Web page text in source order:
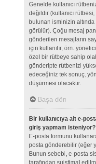
Genelde kullanıcı
değildir (kullanıcı
bulunan isminizin altında
görülür). Çoğu mesaj
gönderilen mesajların
için kullanılır, örn.
özel bir rütbeye sahip
gönderipte rütbenizi
edeceğiniz tek sonuç,
düşürmesi olacaktır.
Başa dön
Bir kullanıcıya ait e-
giriş yapmam isteniyor?
E-posta formunu
posta gönderebilir (eğer
Bunun sebebi, e-posta
tarafından suistimal